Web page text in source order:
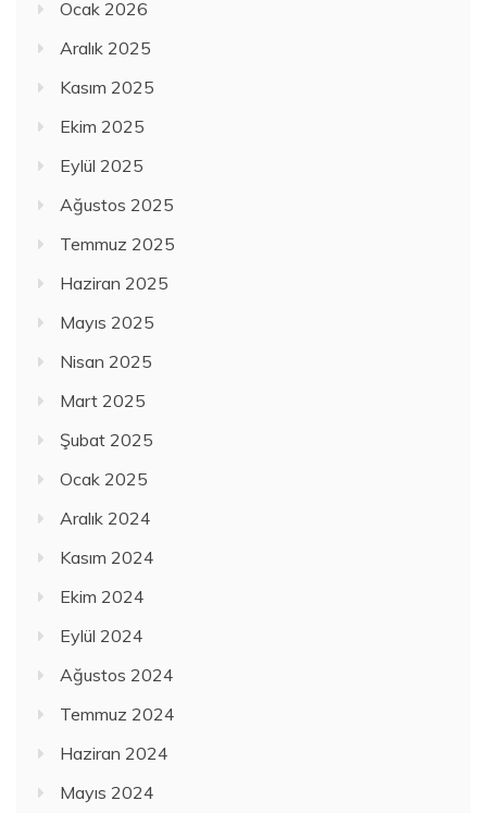
Ocak 2026
Aralık 2025
Kasım 2025
Ekim 2025
Eylül 2025
Ağustos 2025
Temmuz 2025
Haziran 2025
Mayıs 2025
Nisan 2025
Mart 2025
Şubat 2025
Ocak 2025
Aralık 2024
Kasım 2024
Ekim 2024
Eylül 2024
Ağustos 2024
Temmuz 2024
Haziran 2024
Mayıs 2024